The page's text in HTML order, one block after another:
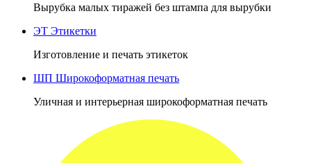
Вырубка малых тиражей без штампа для вырубки
ЭТ Этикетки
Изготовление и печать этикеток
ШП Широкоформатная печать
Уличная и интерьерная широкоформатная печать